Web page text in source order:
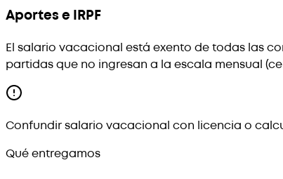
Aportes e IRPF
El salario vacacional está exento de todas las
partidas que no ingresan a la escala mensual
Confundir salario vacacional con licencia o
Qué entregamos